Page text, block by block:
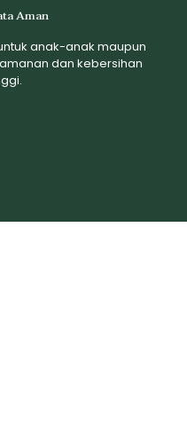
Aman
anak-anak maupun
dan kebersihan